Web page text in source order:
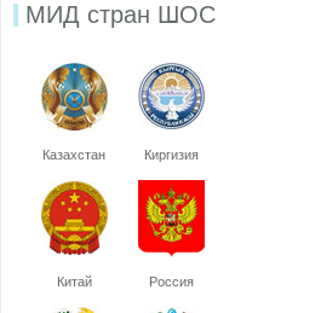
МИД стран ШОС
Казахстан Киргизия
Китай Россия